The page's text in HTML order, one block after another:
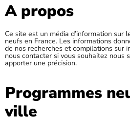
A propos
Ce site est un média d’information sur
neufs en France. Les informations
de nos recherches et compilations sur
nous contacter si vous souhaitez nous
apporter une précision.
Programmes
ville